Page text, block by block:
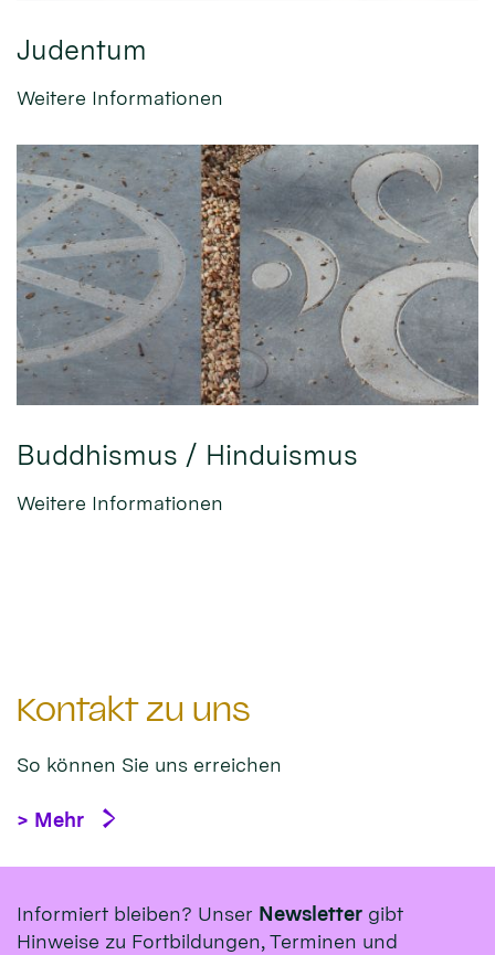
Judentum
Weitere Informationen
Buddhismus / Hinduismus
Weitere Informationen
Kontakt zu uns
So können Sie uns erreichen
> Mehr
Informiert bleiben? Unser Newsletter gibt
Hinweise zu Fortbildungen, Terminen und